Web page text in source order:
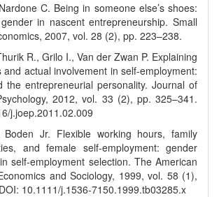
C. Being in someone else’s shoes:
in nascent entrepreneurship. Small
2007, vol. 28 (2), pp. 223–238.
R., Grilo I., Van der Zwan P. Explaining
and actual involvement in self-employment:
the entrepreneurial personality. Journal of
2012, vol. 33 (2), pp. 325–341.
j.joep.2011.02.009
Boden Jr. Flexible working hours, family
and female self‐employment: gender
self‐employment selection. The American
and Sociology, 1999, vol. 58 (1),
10.1111/j.1536-7150.1999.tb03285.x